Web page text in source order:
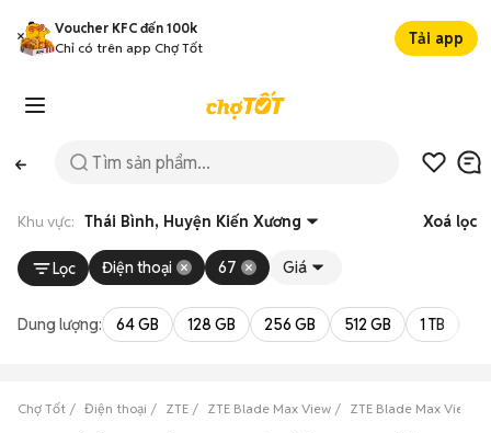
Voucher KFC đến 100k
Chỉ có trên app Chợ Tốt
Tải app
Khu vực: Thái Bình, Huyện Kiến Xương Xoá lọc
Lọc Điện thoại 67 Giá
Dung lượng: 64 GB 128 GB 256 GB 512 GB 1 TB
Chợ Tốt Điện thoại ZTE ZTE Blade Max View ZTE Blade Max View